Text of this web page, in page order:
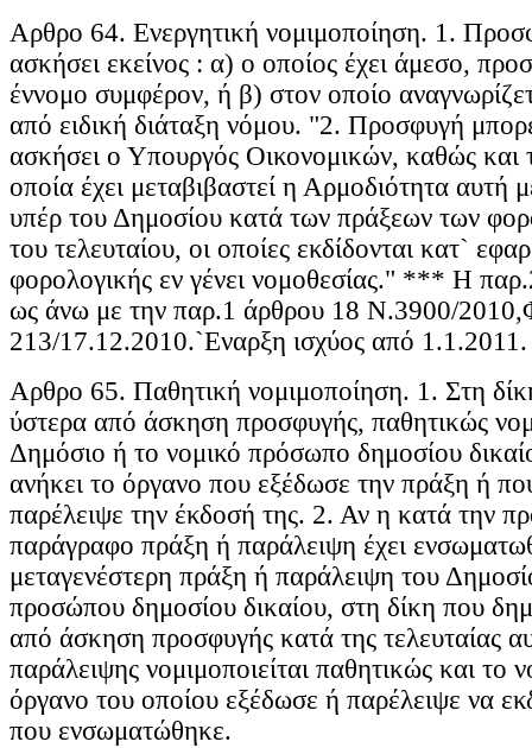
Αρθρο 64. Ενεργητική νομιμοποίηση. 1.
ασκήσει εκείνος : α) ο οποίος έχει άμεσο,
έννομο συμφέρον, ή β) στον οποίο
από ειδική διάταξη νόμου. "2. Προσφυγή
ασκήσει ο Υπουργός Οικονομικών, καθώς και
οποία έχει μεταβιβαστεί η Αρμοδιότητα
υπέρ του Δημοσίου κατά των πράξεων των
του τελευταίου, οι οποίες εκδίδονται κατ`
φορολογικής εν γένει νομοθεσίας." *** Η
ως άνω με την παρ.1 άρθρου 18 Ν.3900/
213/17.12.2010.`Εναρξη ισχύος από 1.1.2011.
Αρθρο 65. Παθητική νομιμοποίηση. 1. Στη
ύστερα από άσκηση προσφυγής, παθητικώς
Δημόσιο ή το νομικό πρόσωπο δημοσίου
ανήκει το όργανο που εξέδωσε την πράξη ή
παρέλειψε την έκδοσή της. 2. Αν η κατά την
παράγραφο πράξη ή παράλειψη έχει
μεταγενέστερη πράξη ή παράλειψη του
προσώπου δημοσίου δικαίου, στη δίκη που
από άσκηση προσφυγής κατά της τελευταίας
παράλειψης νομιμοποιείται παθητικώς και το
όργανο του οποίου εξέδωσε ή παρέλειψε να
που ενσωματώθηκε.